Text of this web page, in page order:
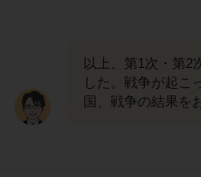
以上、第1次・第2
した。戦争が起こ
国、戦争の結果を